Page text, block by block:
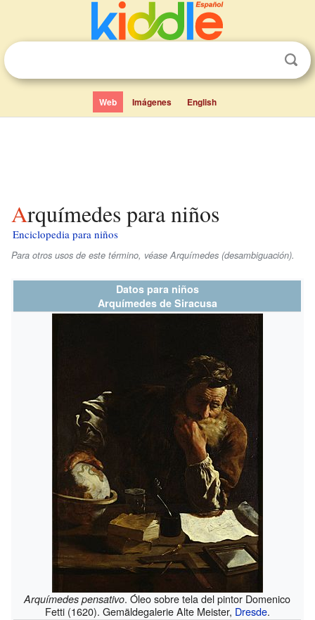
Web Imágenes English
Arquímedes para niños
Enciclopedia para niños
Para otros usos de este término, véase Arquímedes (desambiguación).
Datos para niños
Arquímedes de Siracusa
Arquímedes pensativo. Óleo sobre tela del pintor Domenico
Fetti (1620). Gemäldegalerie Alte Meister, Dresde.